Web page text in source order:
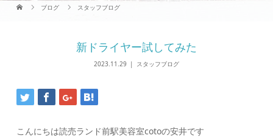
ブログ スタッフブログ
新ドライヤー試してみた
2023.11.29 スタッフブログ
こんにちは読売ランド前駅美容室cotoの安井です